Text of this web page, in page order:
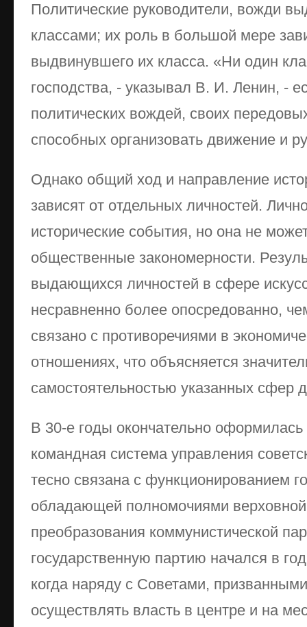
Политические руководители, вожди
классами; их роль в большой мере
выдвинувшего их класса. «Ни один
господства, - указывал В. И. Ленин, -
политических вождей, своих
способных организовать движение и
Однако общий ход и направление
зависят от отдельных личностей.
исторические события, но она не
общественные закономерности.
выдающихся личностей в сфере
несравненно более опосредованно,
связано с противоречиями в
отношениях, что объясняется
самостоятельностью указанных сфер
В 30-е годы окончательно оформилась
командная система управления
тесно связана с функционированием
обладающей полномочиями
преобразования коммунистической
государственную партию начался в
когда наряду с Советами,
осуществлять власть в центре и на